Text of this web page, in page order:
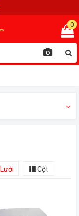
0
Lưới
Cột